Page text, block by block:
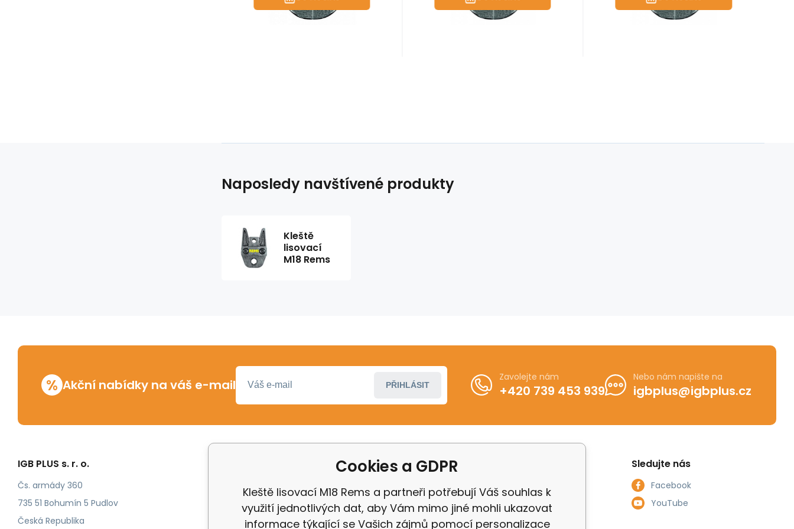
Naposledy navštívené produkty
Kleště
lisovací
M18 Rems
% Akční nabídky na váš e-mail PŘIHLÁSIT
Zavolejte nám
+420 739 453 939
Nebo nám napište na
igbplus@igbplus.cz
IGB PLUS s. r. o.
Čs. armády 360
735 51 Bohumín 5 Pudlov
Česká Republika
Katalog Milwaukee
Katalog IGB
Další informace
Odstoupení od kupní smlouvy
Reklamační řád
Sledujte nás
Facebook
YouTube
Cookies a GDPR
Kleště lisovací M18 Rems a partneři potřebují Váš souhlas k
využití jednotlivých dat, aby Vám mimo jiné mohli ukazovat
informace týkající se Vašich zájmů pomocí personalizace